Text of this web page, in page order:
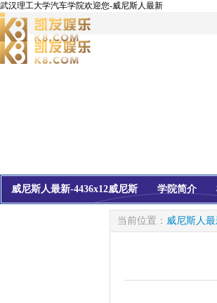
武汉理工大学汽车学院欢迎您-威尼斯人最新
威尼斯人最新-4436x12威尼斯 学院简介
当前位置： 威尼斯人